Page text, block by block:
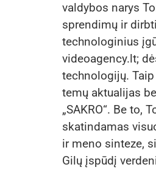
valdybos narys
sprendimų ir
technologinius
videoagency.lt;
technologijų.
temų aktualijas
„SAKRO“. Be to,
skatindamas
ir meno sinteze,
Gilų įspūdį